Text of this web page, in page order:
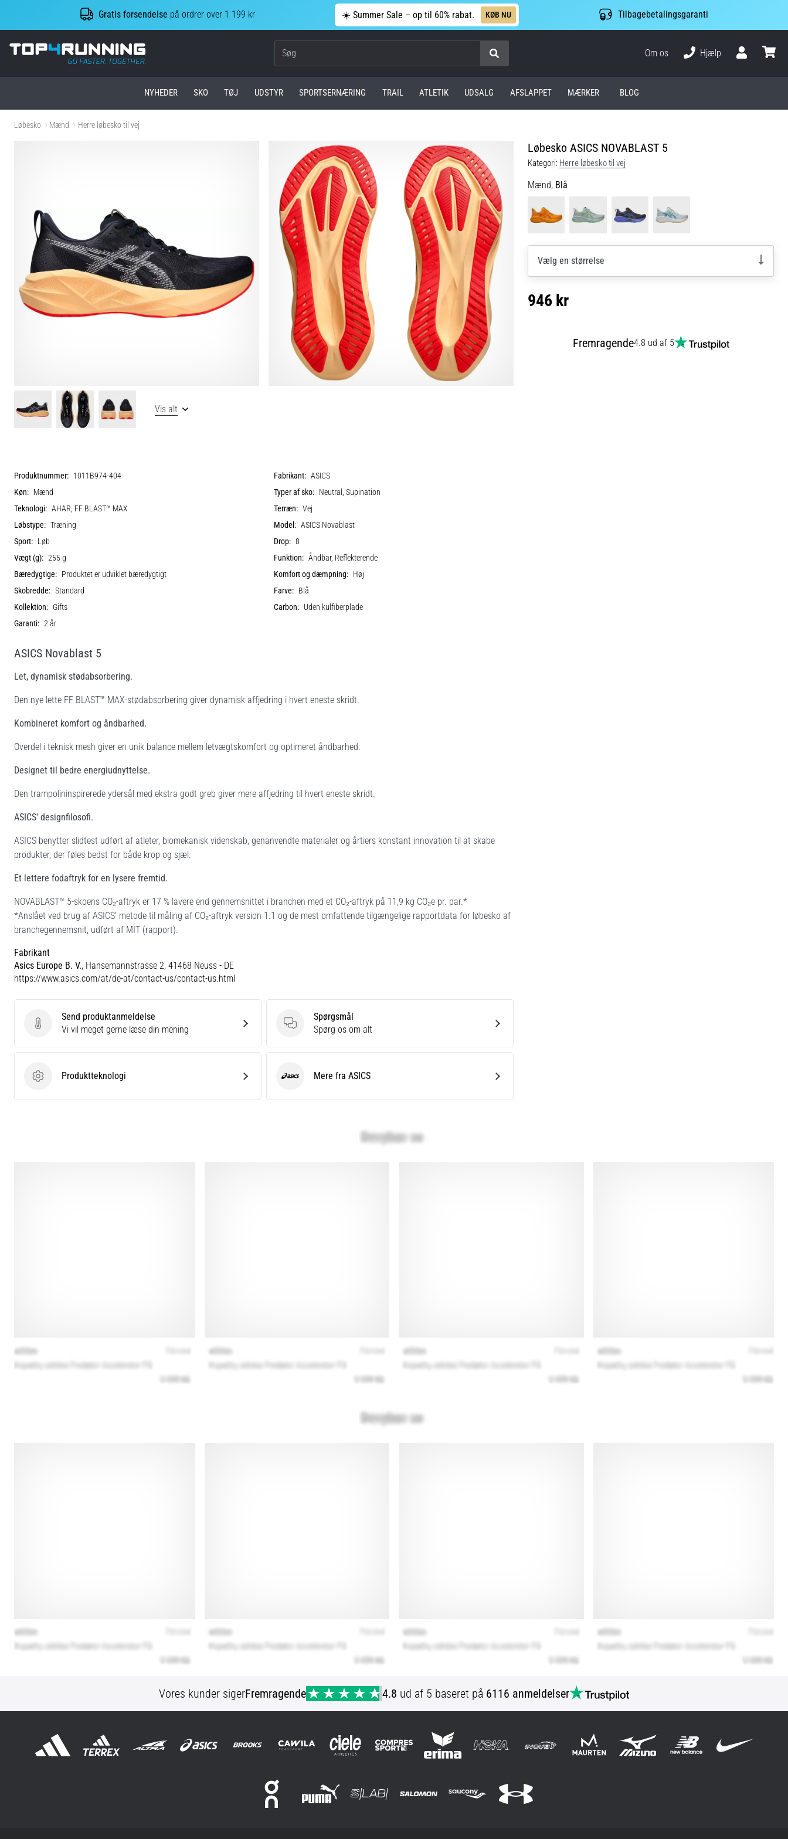
Gratis forsendelse på ordrer over 1 199 kr ☀️ Summer Sale – op til 60% rabat. KØB NU Tilbagebetalingsgaranti
Top4Running.dk
Om os
Hjælp
NYHEDER SKO TØJ UDSTYR SPORTSERNÆRING TRAIL ATLETIK UDSALG AFSLAPPET MÆRKER BLOG
Løbesko Mænd Herre løbesko til vej
Løbesko ASICS NOVABLAST 5
Kategori: Herre løbesko til vej
Mænd, Blå
Vælg en størrelse
946 kr
Fremragende4.8 ud af 5
Vis alt
Produktnummer: 1011B974-404 Fabrikant: ASICS
Køn: Mænd Typer af sko: Neutral, Supination
Teknologi: AHAR, FF BLAST™ MAX Terræn: Vej
Løbstype: Træning Model: ASICS Novablast
Sport: Løb Drop: 8
Vægt (g): 255 g Funktion: Åndbar, Reflekterende
Bæredygtige: Produktet er udviklet bæredygtigt Komfort og dæmpning: Høj
Skobredde: Standard Farve: Blå
Kollektion: Gifts Carbon: Uden kulfiberplade
Garanti: 2 år
ASICS Novablast 5
Let, dynamisk stødabsorbering.
Den nye lette FF BLAST™ MAX-stødabsorbering giver dynamisk affjedring i hvert eneste skridt.
Kombineret komfort og åndbarhed.
Overdel i teknisk mesh giver en unik balance mellem letvægtskomfort og optimeret åndbarhed.
Designet til bedre energiudnyttelse.
Den trampolininspirerede ydersål med ekstra godt greb giver mere affjedring til hvert eneste skridt.
ASICS' designfilosofi.
ASICS benytter slidtest udført af atleter, biomekanisk videnskab, genanvendte materialer og årtiers konstant innovation til at skabe
produkter, der føles bedst for både krop og sjæl.
Et lettere fodaftryk for en lysere fremtid.
NOVABLAST™ 5-skoens CO₂-aftryk er 17 % lavere end gennemsnittet i branchen med et CO₂-aftryk på 11,9 kg CO₂e pr. par.*
*Anslået ved brug af ASICS' metode til måling af CO₂-aftryk version 1.1 og de mest omfattende tilgængelige rapportdata for løbesko af
branchegennemsnit, udført af MIT (rapport).
Fabrikant
Asics Europe B. V., Hansemannstrasse 2, 41468 Neuss - DE
https://www.asics.com/at/de-at/contact-us/contact-us.html
Send produktanmeldelse
Send produktanmeldelse
Vi vil meget gerne læse din mening
Spørgsmål
Spørgsmål
Spørg os om alt
Produktteknologi
Produktteknologi ASICS Mere fra ASICS
Vores kunder sigerFremragende 4.8 ud af 5 baseret på 6116 anmeldelser